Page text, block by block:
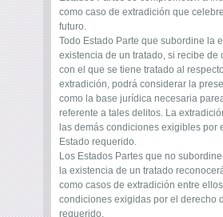
como caso de extradición que
futuro.
Todo Estado Parte que subordine la
existencia de un tratado, si recibe de
con el que se tiene tratado al
extradición, podrá considerar la
como la base jurídica necesaria
referente a tales delitos. La
las demás condiciones exigibles por
Estado requerido.
Los Estados Partes que no
la existencia de un tratado
como casos de extradición entre
condiciones exigidas por el derecho
requerido.